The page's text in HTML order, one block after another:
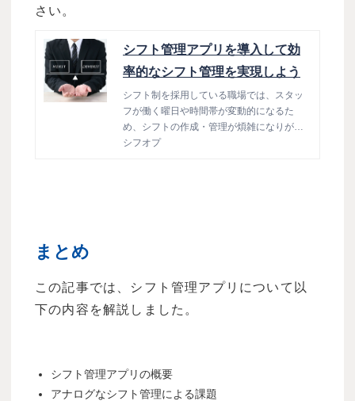
さい。
シフト管理アプリを導入して効
率的なシフト管理を実現しよう
シフト制を採用している職場では、スタッ
フが働く曜日や時間帯が変動的になるた
め、シフトの作成・管理が煩雑になりがち
です。 シフト管理を行う担当者さまのなか
事では、シフト管理における悩みやアプリ
を活用するメリット、無料アプリ7選を紹介
します。
シフオプ
まとめ
この記事では、シフト管理アプリについて以
下の内容を解説しました。
シフト管理アプリの概要
アナログなシフト管理による課題